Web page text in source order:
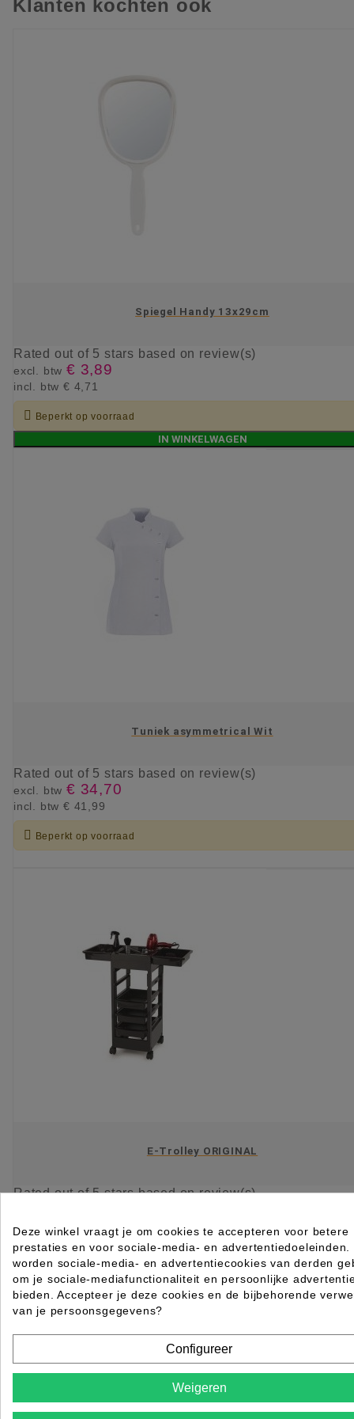
Klanten kochten ook
Spiegel Handy 13x29cm
Rated out of 5 stars based on review(s)
excl. btw € 3,89
incl. btw € 4,71
 Beperkt op voorraad
IN WINKELWAGEN
Tuniek asymmetrical Wit
Rated out of 5 stars based on review(s)
excl. btw € 34,70
incl. btw € 41,99
 Beperkt op voorraad
E-Trolley ORIGINAL
Ratedout of 5 stars based onreview(s)
incl. btw € 120,94

IN WINKELWAGEN
Deze winkel vraagt je om cookies te accepteren voor betere
prestaties en voor sociale-media- en advertentiedoeleinden.
worden sociale-media- en advertentiecookies van derden
om je sociale-mediafunctionaliteit en persoonlijke
bieden. Accepteer je deze cookies en de bijbehorende
van je persoonsgegevens?
Configureer
Weigeren